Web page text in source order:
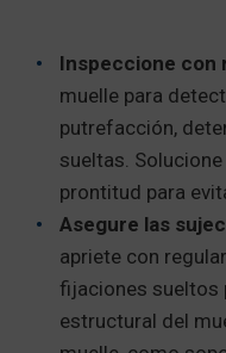
Inspeccione con
muelle para
putrefacción,
sueltas.
prontitud para
Asegure las
apriete con
fijaciones sueltos
estructural del